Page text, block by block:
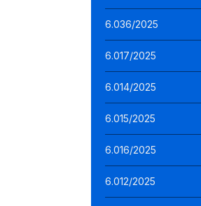
6.036/2025
6.017/2025
6.014/2025
6.015/2025
6.016/2025
6.012/2025